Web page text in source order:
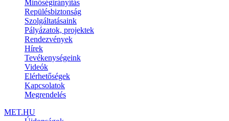
Minőségirányítás
Repülésbiztonság
Szolgáltatásaink
Pályázatok, projektek
Rendezvények
Hírek
Tevékenységeink
Videók
Elérhetőségek
Kapcsolatok
Megrendelés
MET.HU